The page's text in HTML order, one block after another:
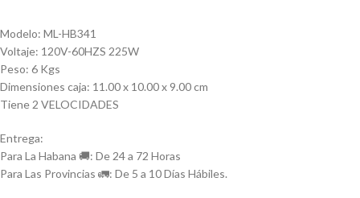
Modelo: ML-HB341
Voltaje: 120V-60HZS 225W
Peso: 6 Kgs
Dimensiones caja: 11.00 x 10.00 x 9.00 cm
Tiene 2 VELOCIDADES
Entrega:
Para La Habana 🚚: De 24 a 72 Horas
Para Las Provincias 🚛: De 5 a 10 Días Hábiles.